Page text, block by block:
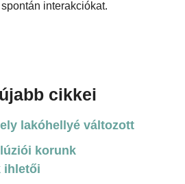
interakciókat.
cikkei
lakóhellyé változott
korunk
ihletői